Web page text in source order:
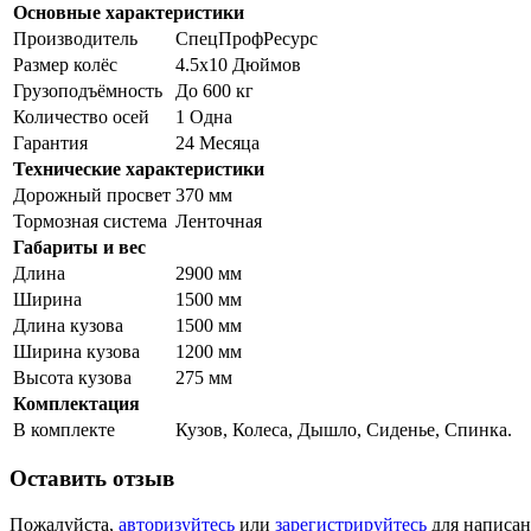
Основные характеристики
Производитель
СпецПрофРесурс
Размер колёс
4.5х10 Дюймов
Грузоподъёмность
До 600 кг
Количество осей
1 Одна
Гарантия
24 Месяца
Технические характеристики
Дорожный просвет 370 мм
Тормозная система Ленточная
Габариты и вес
Длина
2900 мм
Ширина
1500 мм
Длина кузова
1500 мм
Ширина кузова
1200 мм
Высота кузова
275 мм
Комплектация
В комплекте
Кузов, Колеса, Дышло, Сиденье, Спинка.
Оставить отзыв
Пожалуйста, авторизуйтесь или зарегистрируйтесь для